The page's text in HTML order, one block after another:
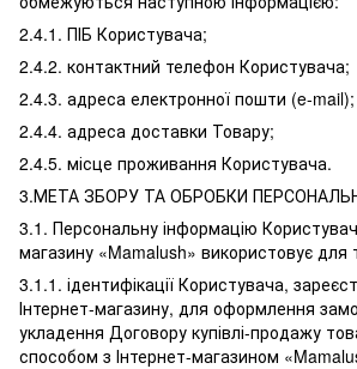
2.4.1. ПІБ Користувача;
2.4.2. контактний телефон Користувача;
2.4.3. адреса електронної пошти (e-mail);
2.4.4. адреса доставки Товару;
2.4.5. місце проживання Користувача.
3.МЕТА ЗБОРУ ТА ОБРОБКИ
3.1. Персональну інформацію
магазину «Mamalush» використовує для
3.1.1. ідентифікації Користувача,
Інтернет-магазину, для оформлення
укладення Договору купівлі-продажу
способом з Інтернет-магазином